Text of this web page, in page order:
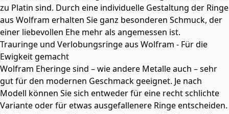
zu Platin sind. Durch eine individuelle Gestaltung der Ringe
aus Wolfram erhalten Sie ganz besonderen Schmuck, der
einer liebevollen Ehe mehr als angemessen ist.
Trauringe und Verlobungsringe aus Wolfram - Für die
Ewigkeit gemacht
Wolfram Eheringe sind – wie andere Metalle auch – sehr
gut für den modernen Geschmack geeignet. Je nach
Modell können Sie sich entweder für eine recht schlichte
Variante oder für etwas ausgefallenere Ringe entscheiden.